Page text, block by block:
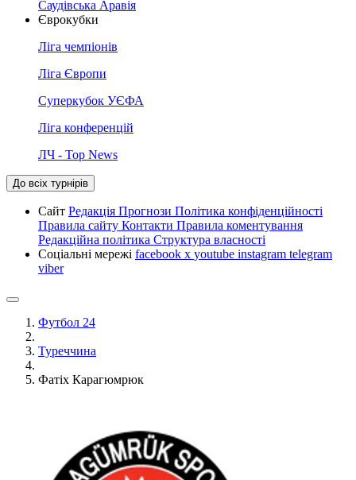
Саудівська Аравія
Єврокубки
Ліга чемпіонів
Ліга Європи
Суперкубок УЄФА
Ліга конференцій
ЛЧ - Top News
До всіх турнірів
Сайт Редакція Прогнози Політика конфіденційності
Правила сайту Контакти Правила коментування
Редакційна політика Структура власності
Соціальні мережі facebook x youtube instagram telegram
viber
Футбол 24
Туреччина
Фатіх Карагюмрюк